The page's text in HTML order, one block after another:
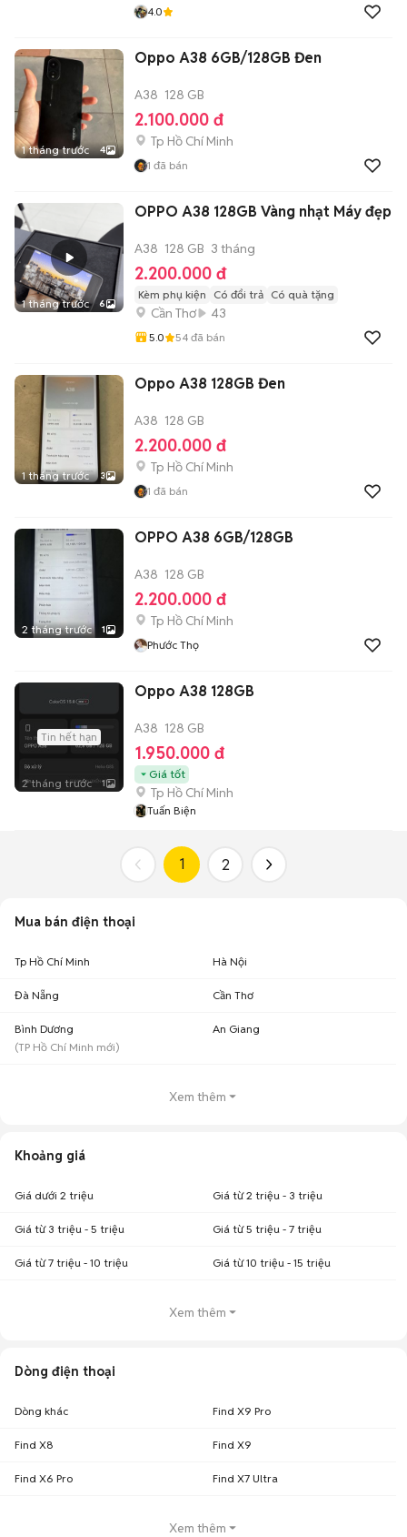
4.0
1 tháng trước 4
Oppo A38 6GB/128GB Đen
A38 128 GB
2.100.000 đ
Tp Hồ Chí Minh
1 đã bán
1 tháng trước 6
OPPO A38 128GB Vàng nhạt Máy đẹp
A38 128 GB 3 tháng
2.200.000 đ
Kèm phụ kiện Có đổi trả Có quà tặng
Cần Thơ 43
5.0 54 đã bán
1 tháng trước 3
Oppo A38 128GB Đen
A38 128 GB
2.200.000 đ
Tp Hồ Chí Minh
1 đã bán
2 tháng trước 1
OPPO A38 6GB/128GB
A38 128 GB
2.200.000 đ
Tp Hồ Chí Minh
Phước Thọ
Tin hết hạn
2 tháng trước 1
Oppo A38 128GB
A38 128 GB
1.950.000 đ
Giá tốt
Tp Hồ Chí Minh
Tuấn Biện
1 2
Mua bán điện thoại
Tp Hồ Chí Minh Hà Nội
Đà Nẵng Cần Thơ
Bình Dương
(TP Hồ Chí Minh mới)
An Giang
Xem thêm
Khoảng giá
Giá dưới 2 triệu Giá từ 2 triệu - 3 triệu
Giá từ 3 triệu - 5 triệu Giá từ 5 triệu - 7 triệu
Giá từ 7 triệu - 10 triệu Giá từ 10 triệu - 15 triệu
Xem thêm
Dòng điện thoại
Dòng khác Find X9 Pro
Find X8 Find X9
Find X6 Pro Find X7 Ultra
Xem thêm